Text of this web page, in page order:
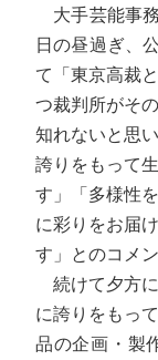
大手芸能事
日の昼過ぎ、
て「東京高裁
つ裁判所がそ
知れないと思
誇りをもって
す」「多様性
に彩りをお届
す」とのコメ
続けて夕方
に誇りをもっ
品の企画・製